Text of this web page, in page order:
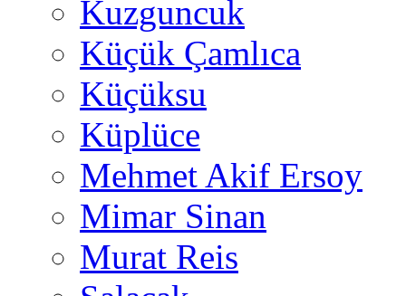
Kuzguncuk
Küçük Çamlıca
Küçüksu
Küplüce
Mehmet Akif Ersoy
Mimar Sinan
Murat Reis